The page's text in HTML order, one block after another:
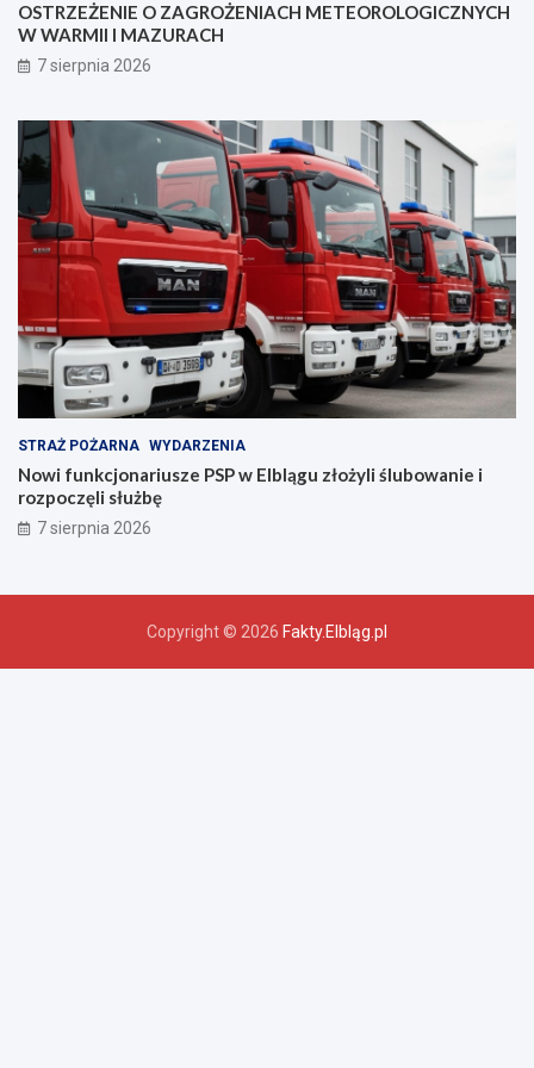
e
z
p
i
c
z
e
ń
s
t
w
z
a
n
i
OSTRZEŻENIE O ZAGROŻENIACH METEOROLOGICZNYCH
W WARMII I MAZURACH
7 sierpnia 2026
STRAŻ POŻARNA WYDARZENIA
Nowi funkcjonariusze PSP w Elblągu złożyli ślubowanie i
rozpoczęli służbę
7 sierpnia 2026
Copyright © 2026 Fakty.Elbląg.pl